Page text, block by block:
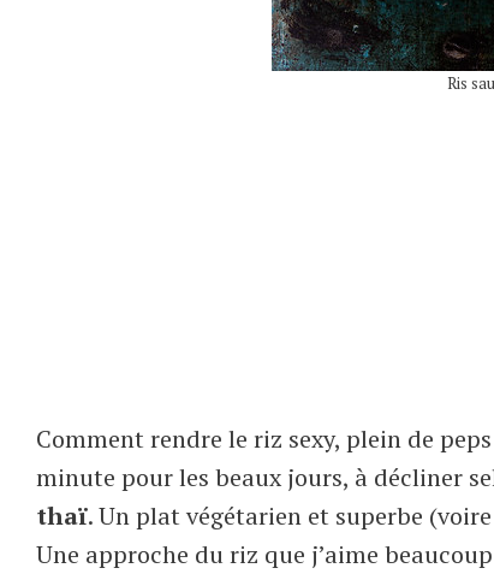
Ris
Comment rendre le riz sexy, plein de
minute pour les beaux jours, à décliner
thaï. Un plat végétarien et superbe
Une approche du riz que j’aime